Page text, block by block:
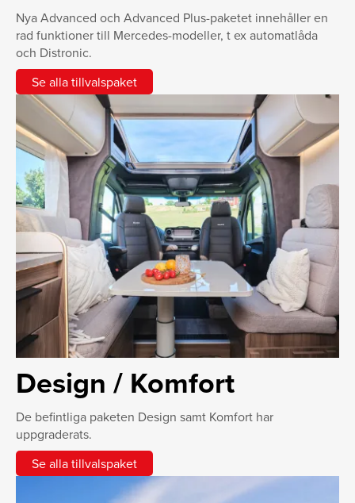
Nya Advanced och Advanced Plus-paketet innehåller en
rad funktioner till Mercedes-modeller, t ex automatlåda
och Distronic.
Se alla tillvalspaket
Design / Komfort
De befintliga paketen Design samt Komfort har
uppgraderats.
Se alla tillvalspaket